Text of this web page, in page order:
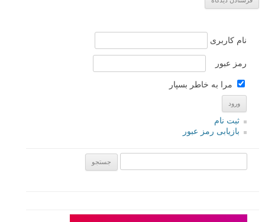
نام کاربری
رمز عبور
مرا به خاطر بسپار
ثبت نام
بازیابی رمز عبور